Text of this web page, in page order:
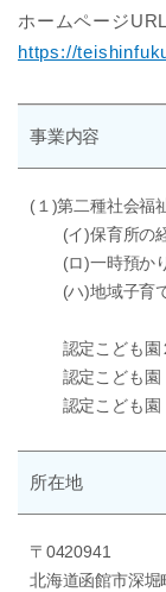
ホームページURL
https://
事業内容
(１)第二種社会福
(イ)保育所の
(ロ)一時預か
(ハ)地域子育て
認定こども園
認定こども園
認定こども園
所在地
〒0420941
北海道函館市深堀